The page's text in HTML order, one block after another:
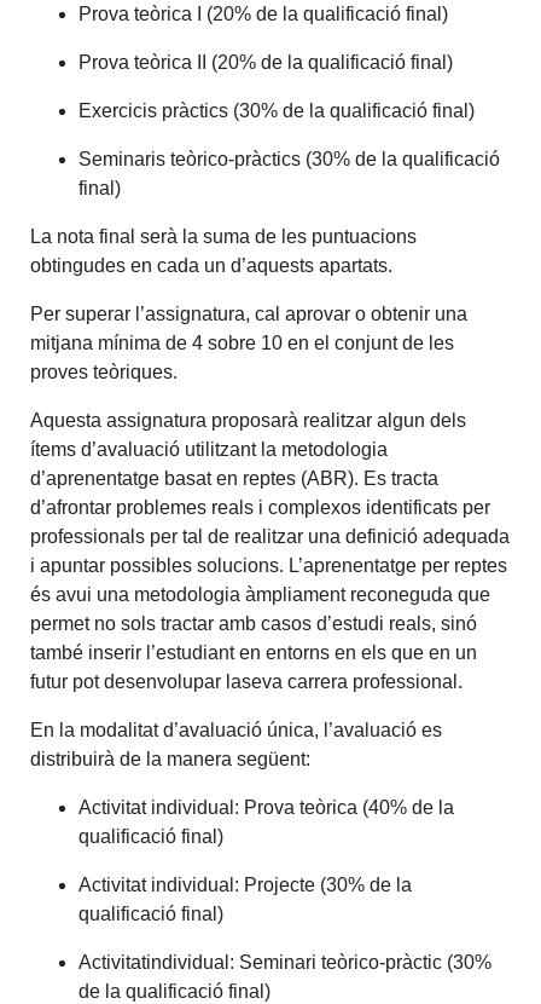
Prova teòrica I (20% de la qualificació final)
Prova teòrica II (20% de la qualificació final)
Exercicis pràctics (30% de la qualificació final)
Seminaris teòrico-pràctics (30% de la qualificació
final)
La nota final serà la suma de les puntuacions
obtingudes en cada un d’aquests apartats.
Per superar l’assignatura, cal aprovar o obtenir una
mitjana mínima de 4 sobre 10 en el conjunt de les
proves teòriques.
Aquesta assignatura proposarà realitzar algun dels
ítems d’avaluació utilitzant la metodologia
d’aprenentatge basat en reptes (ABR). Es tracta
d’afrontar problemes reals i complexos identificats per
professionals per tal de realitzar una definició adequada
i apuntar possibles solucions. L’aprenentatge per reptes
és avui una metodologia àmpliament reconeguda que
permet no sols tractar amb casos d’estudi reals, sinó
també inserir l’estudiant en entorns en els que en un
futur pot desenvolupar laseva carrera professional.
En la modalitat d’avaluació única, l’avaluació es
distribuirà de la manera següent:
Activitat individual: Prova teòrica (40% de la
qualificació final)
Activitat individual: Projecte (30% de la
qualificació final)
Activitatindividual: Seminari teòrico-pràctic (30%
de la qualificació final)